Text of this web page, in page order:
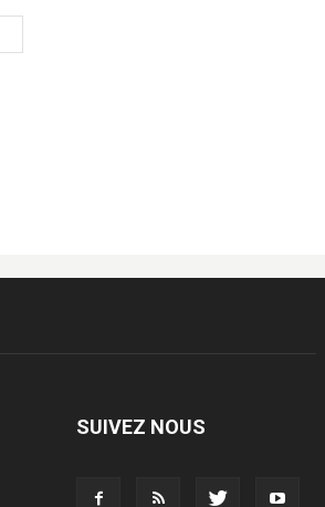
SUIVEZ NOUS